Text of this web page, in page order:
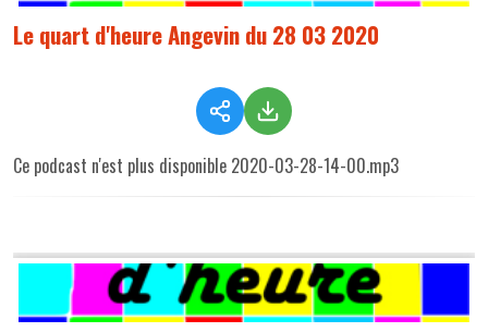
Le quart d'heure Angevin du 28 03 2020
Ce podcast n'est plus disponible 2020-03-28-14-00.mp3